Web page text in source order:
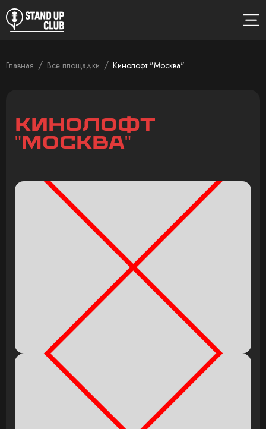
Главная / Все площадки / Кинолофт "Москва"
Кинолофт
"Москва"